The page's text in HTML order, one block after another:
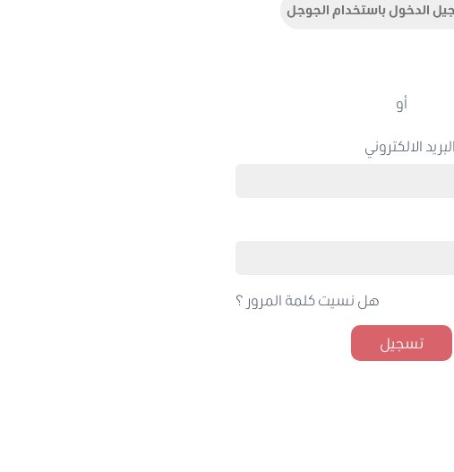
الدخول باستخدام الجوجل
أو
الالكتروني
هل نسيت كلمة المرور ؟